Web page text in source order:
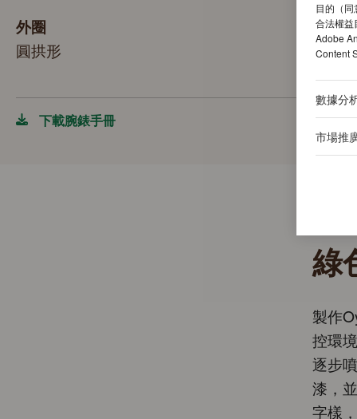
外圈
圓拱形
下載腕錶手冊
綠
製作
控環
逐步
漆，
字樣
目的（同
合法權益
Adobe
Content
數據分
市場推